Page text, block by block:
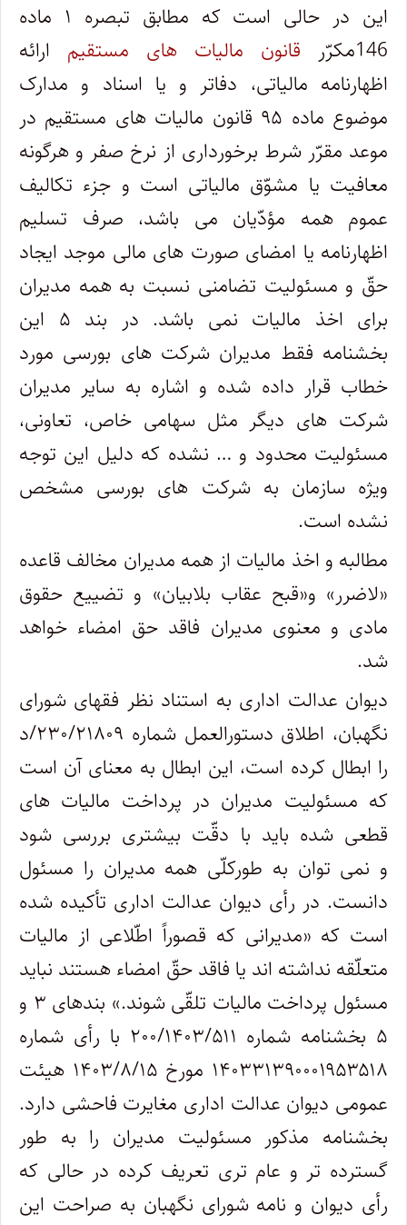
این در حالی است که مطابق تبصره ۱ ماده
146مکرّر
قانون مالیات های مستقیم ارائه
اظهارنامه مالیاتی، دفاتر و یا اسناد و مدارک
موضوع ماده ۹۵ قانون مالیات های مستقیم در
موعد مقرّر شرط برخورداری از نرخ صفر و هرگونه
معافیت یا مشوّق مالیاتی است و جزء تکالیف
عموم همه مؤدّیان می باشد، صرف تسلیم
اظهارنامه یا امضای صورت های مالی موجد ایجاد
حقّ و مسئولیت تضامنی نسبت به همه مدیران
برای اخذ مالیات نمی باشد. در بند ۵ این
بخشنامه فقط مدیران شرکت های بورسی مورد
خطاب قرار داده شده و اشاره به سایر مدیران
شرکت های دیگر مثل سهامی خاص، تعاونی،
مسئولیت محدود و … نشده که دلیل این توجه
ویژه سازمان به شرکت های بورسی مشخص
نشده است.
مطالبه و اخذ مالیات از همه مدیران مخالف قاعده
«لاضرر» و«قبح عقاب بلابیان» و تضییع حقوق
مادی و معنوی مدیران فاقد حق امضاء خواهد
شد.
دیوان عدالت اداری به استناد نظر فقهای شورای
نگهبان، اطلاق دستورالعمل شماره ۲۳۰/۲۱۸۰۹/د
را ابطال کرده است، این ابطال به معنای آن است
که مسئولیت مدیران در پرداخت مالیات های
قطعی شده باید با دقّت بیشتری بررسی شود
و نمی توان به طورکلّی همه مدیران را مسئول
دانست. در رأی دیوان عدالت اداری تأکیده شده
است که «مدیرانی که قصوراً اطّلاعی از مالیات
متعلّقه نداشته اند یا فاقد حقّ امضاء هستند نباید
مسئول پرداخت مالیات تلقّی شوند.» بندهای ۳ و
۵ بخشنامه شماره ۲۰۰/۱۴۰۳/۵۱۱ با رأی شماره
۱۴۰۳۳۱۳۹۰۰۰۱۹۵۳۵۱۸ مورخ ۱۴۰۳/۸/۱۵ هیئت
عمومی دیوان عدالت اداری مغایرت فاحشی دارد.
بخشنامه مذکور مسئولیت مدیران را به طور
گسترده تر و عام تری تعریف کرده در حالی که
رأی دیوان و نامه شورای نگهبان به صراحت این